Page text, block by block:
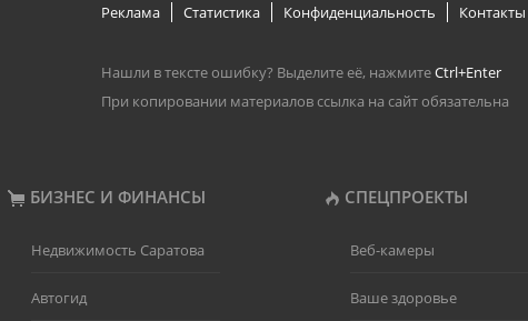
Реклама Статистика Конфиденциальность Контакты
Нашли в тексте ошибку? Выделите её, нажмитеCtrl+Enter
При копировании материалов ссылка на сайт обязательна
БИЗНЕС И ФИНАНСЫ СПЕЦПРОЕКТЫ
Недвижимость Саратова
Автогид
Веб-камеры
Ваше здоровье